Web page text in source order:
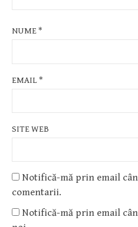
NUME*
EMAIL*
SITE WEB
Notifică-mă prin email
comentarii.
Notifică-mă prin email